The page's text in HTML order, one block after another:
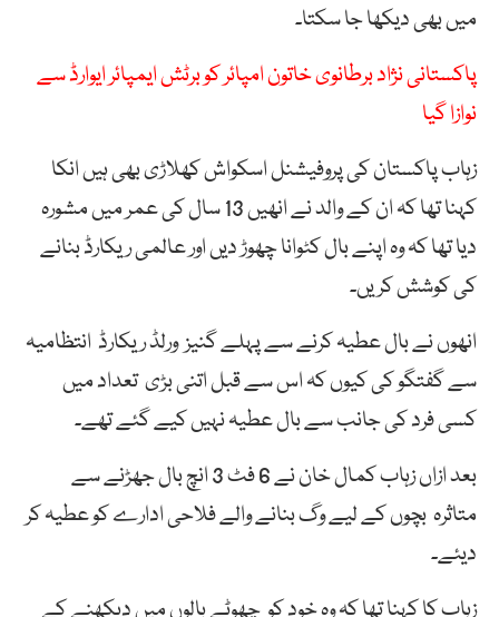
میں بھی دیکھا جا سکتا۔
پاکستانی نژاد برطانوی خاتون امپائر کو برٹش ایمپائر ایوارڈ سے
نوازا گیا
زہاب پاکستان کی پروفیشنل اسکواش کھلاڑی بھی ہیں انکا
کہنا تھا کہ ان کے والد نے انھیں 13 سال کی عمر میں مشورہ
دیا تھا کہ وہ اپنے بال کٹوانا چھوڑ دیں اور عالمی ریکارڈ بنانے
کی کوشش کریں۔
انھوں نے بال عطیہ کرنے سے پہلے گنیز ورلڈ ریکارڈ انتظامیہ
سے گفتگو کی کیوں کہ اس سے قبل اتنی بڑی تعداد میں
کسی فرد کی جانب سے بال عطیہ نہیں کیے گئے تھے۔
بعد ازاں زہاب کمال خان نے 6 فٹ 3 انچ بال جھڑنے سے
متاثرہ بچوں کے لیے وگ بنانے والے فلاحی ادارے کو عطیہ کر
دیئے۔
زہاب کا کہنا تھا کہ وہ خود کو چھوٹے بالوں میں دیکھنے کے